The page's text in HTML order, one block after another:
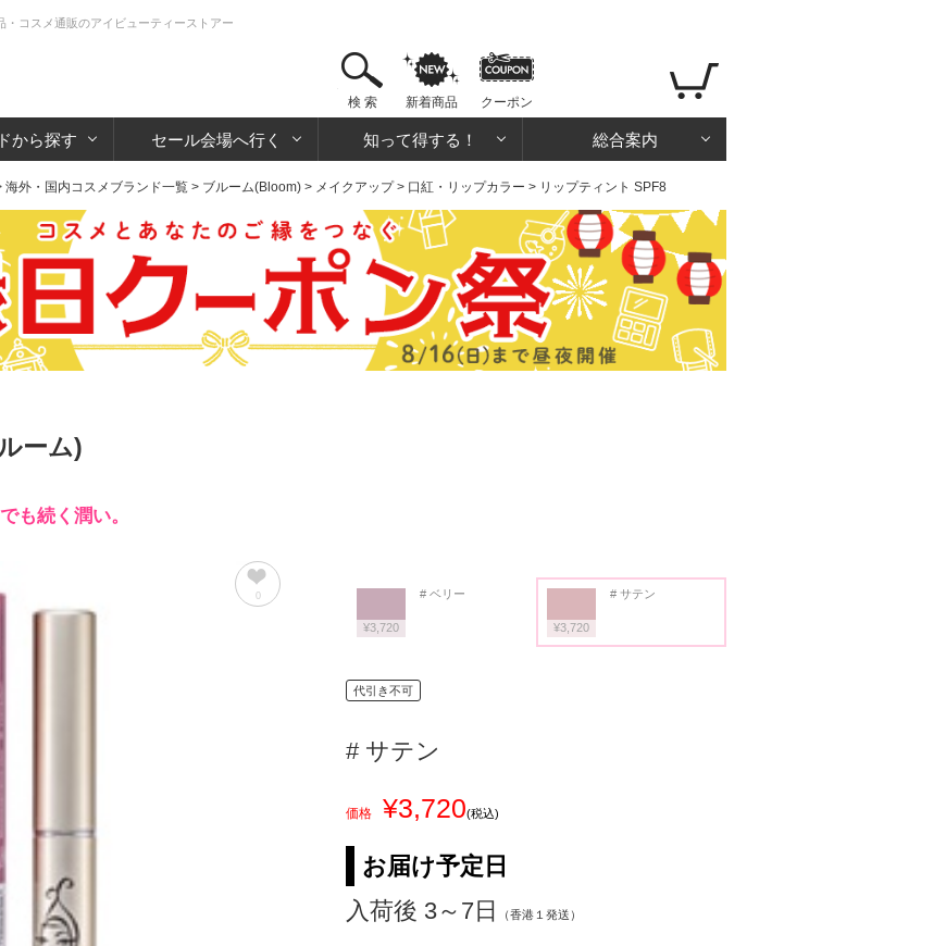
コスメ通販のアイビューティーストアー
検 索 新着商品 クーポン
から探す セール会場へ行く 知って得する！ 総合案内
海外・国内コスメブランド一覧 > ブルーム(Bloom) > メイクアップ> 口紅・リップカラー > リップティント SPF8
ーム)
も続く潤い。
0
¥3,720
# ベリー
¥3,720
# サテン
代引き不可
# サテン
価格 ¥3,720(税込)
お届け予定日
入荷後 3～7日
（香港１発送）